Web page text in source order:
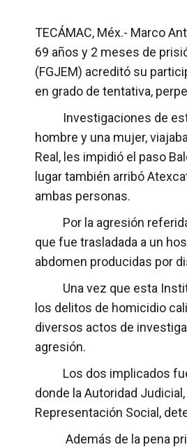
TECÁMAC, Méx.- Marco
69 años y 2 meses de
(FGJEM) acreditó su
en grado de tentativa,
Investigaciones de esta
hombre y una mujer,
Real, les impidió el paso
lugar también arribó
ambas personas.
Por la agresión referida,
que fue trasladada a un
abdomen producidas por
Una vez que esta
los delitos de homicidio
diversos actos de
agresión.
Los dos implicados
donde la Autoridad
Representación Social,
Además de la pena